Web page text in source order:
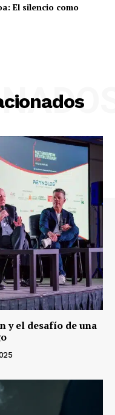
El silencio como
y el desafío de una